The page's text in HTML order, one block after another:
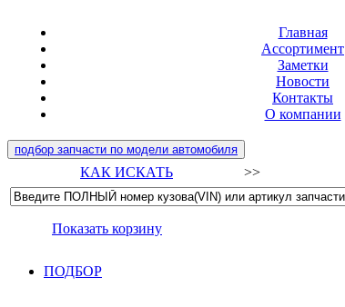
Главная
Ассортимент
Заметки
Новости
Контакты
О компании
подбор запчасти по модели автомобиля
КАК ИСКАТЬ >>
Показать корзину
ПОДБОР